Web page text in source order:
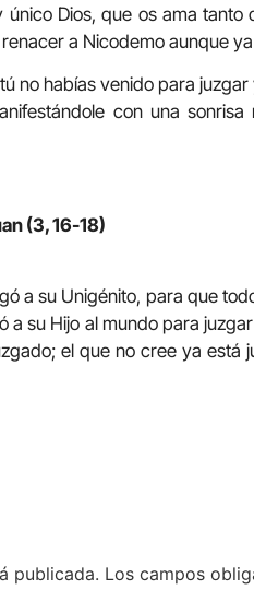
único Dios, que os ama
a Nicodemo aunque
no habías venido para
con una
(3, 16-18)
a su Unigénito, para que
a su Hijo al mundo para
el que no cree ya está
publicada. Los campos